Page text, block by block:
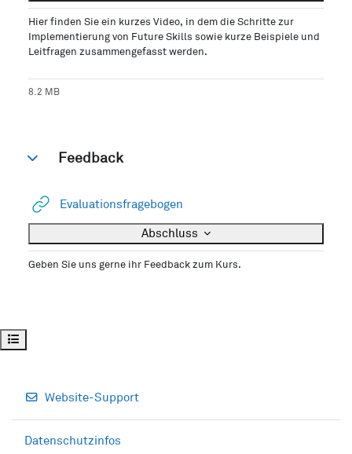
Kursindex öffnen
Hier finden Sie ein kurzes Video, in dem die Schritte zur
Implementierung von Future Skills sowie kurze Beispiele und
Leitfragen zusammengefasst werden.
8.2 MB
EinklappenFeedback
Evaluationsfragebogen
Abschluss
Geben Sie uns gerne ihr Feedback zum Kurs.
Website-Support
Datenschutzinfos